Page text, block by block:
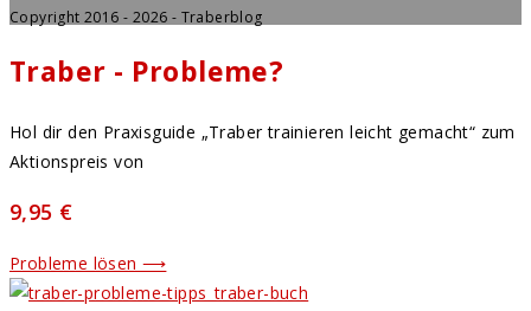
Copyright 2016 - 2026 - Traberblog
Traber - Probleme?
Hol dir den Praxisguide „Traber trainieren leicht gemacht“ zum
Aktionspreis von
9,95 €
Probleme lösen ⟶